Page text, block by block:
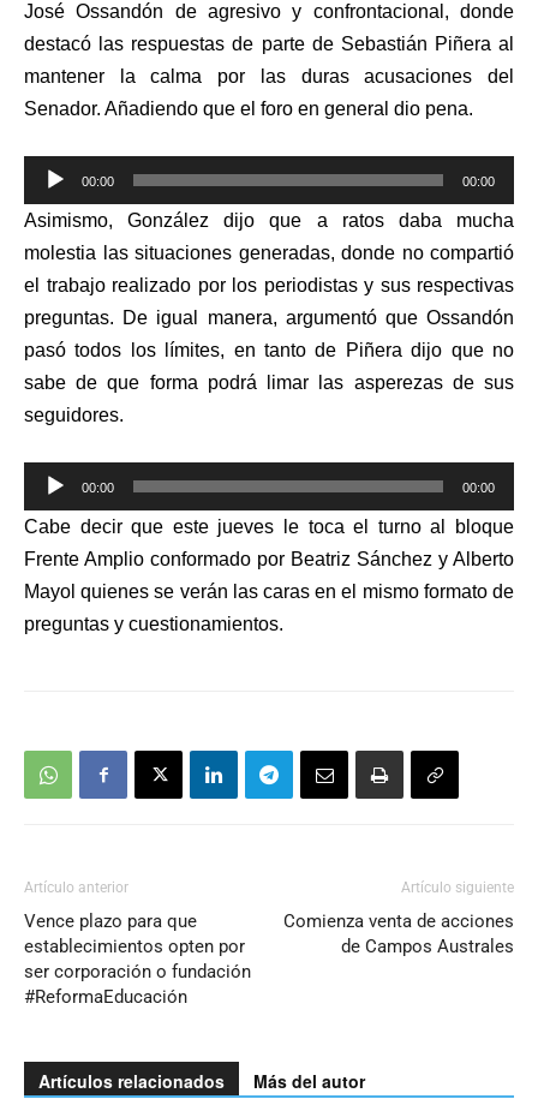
José Ossandón de agresivo y confrontacional, donde
destacó las respuestas de parte de Sebastián Piñera al
mantener la calma por las duras acusaciones del
Senador. Añadiendo que el foro en general dio pena.
Reproductor
de
audio
00:00 00:00
Asimismo, González dijo que a ratos daba mucha
molestia las situaciones generadas, donde no compartió
el trabajo realizado por los periodistas y sus respectivas
preguntas. De igual manera, argumentó que Ossandón
pasó todos los límites, en tanto de Piñera dijo que no
sabe de que forma podrá limar las asperezas de sus
seguidores.
Reproductor
de
audio
00:00 00:00
Cabe decirque este jueves le toca el turno al bloque
Frente Amplio conformado por Beatriz Sánchez y Alberto
Mayol quienes se verán las caras en el mismo formato de
preguntas y cuestionamientos.
Artículo anterior
Vence plazo para que
establecimientos opten por
ser corporación o fundación
#ReformaEducación
Artículo siguiente
Comienza venta de acciones
de Campos Australes
Artículos relacionados Más del autor